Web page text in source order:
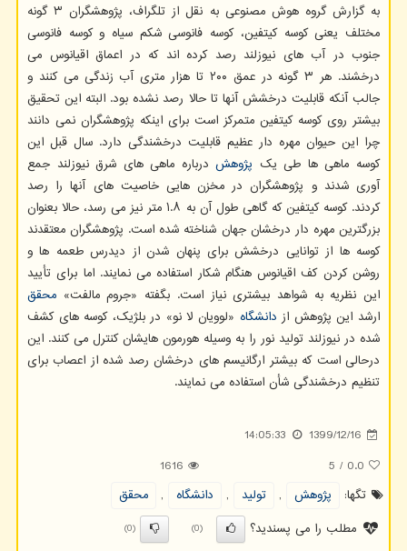
به گزارش گروه هوش مصنوعی به نقل از تلگراف، پژوهشگران ۳ گونه
مختلف یعنی کوسه کیتفین، کوسه فانوسی شکم سیاه و کوسه فانوسی
جنوب در آب های نیوزلند رصد کرده اند که در اعماق اقیانوس می
درخشند. هر ۳ گونه در عمق ۲۰۰ تا هزار متری آب زندگی می کنند و
جالب آنکه قابلیت درخشش آنها تا حالا رصد نشده بود. البته این تحقیق
بیشتر روی کوسه کیتفین متمرکز است برای اینکه پژوهشگران نمی دانند
چرا این حیوان مهره دار عظیم قابلیت درخشندگی دارد. سال قبل این
کوسه ماهی ها طی یک پژوهشدرباره ماهی های شرق نیوزلند جمع
آوری شدند و پژوهشگران در مخزن هایی خاصیت های آنها را رصد
کردند. کوسه کیتفین که گاهی طول آن به ۱.۸ متر نیز می رسد، حالا بعنوان
بزرگترین مهره دار درخشان جهان شناخته شده است. پژوهشگران معتقدند
کوسه ها از توانایی درخشش برای پنهان شدن از دیدرس طعمه ها و
روشن کردن کف اقیانوس هنگام شکار استفاده می نمایند. اما برای تأیید
این نظریه به شواهد بیشتری نیاز است. بگفته «جروم مالفت» محقق
ارشد این پژوهش از دانشگاه «لوویان لا نو» در بلژیک، کوسه های کشف
شده در نیوزلند تولید نور را به وسیله هورمون هایشان کنترل می کنند. این
درحالی است که بیشتر ارگانیسم های درخشان رصد شده از اعصاب برای
تنظیم درخشندگی شأن استفاده می نمایند.
1399/12/16
14:05:33
0.0
/
5
1616
تگها:
پژوهش , تولید , دانشگاه ,
محقق
مطلب را می پسندید؟
(0)
(0)